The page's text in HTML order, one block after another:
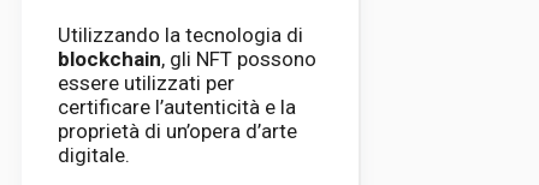
Utilizzando la tecnologia di
blockchain, gli NFT possono
essere utilizzati per
certificare l’autenticità e la
proprietà di un’opera d’arte
digitale.